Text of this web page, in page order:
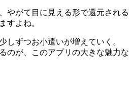
やがて目に見える形で還元される
すよね。
しずつお小遣いが増えていく。
のが、このアプリの大きな魅力な